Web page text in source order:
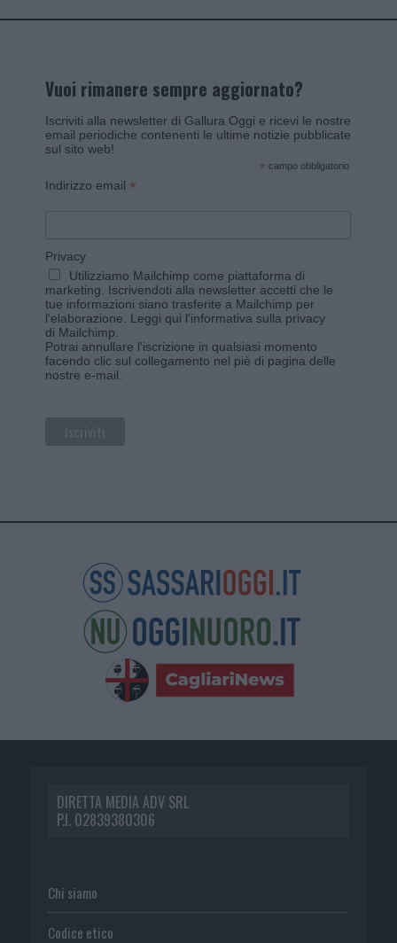
Vuoi rimanere sempre aggiornato?
Iscriviti alla newsletter di Gallura Oggi e ricevi le nostre
email periodiche contenenti le ultime notizie pubblicate
sul sito web!
* campo obbligatorio
Indirizzo email *
Privacy
Utilizziamo Mailchimp come piattaforma di
marketing. Iscrivendoti alla newsletter accetti che le
tue informazioni siano trasferite a Mailchimp per
l'elaborazione. Leggi qui l'informativa sulla privacy
di Mailchimp
Potrai annullare l'iscrizione in qualsiasi momento
facendo clic sul collegamento nel piè di pagina delle
nostre e-mail.
DIRETTA MEDIA ADV SRL
P.I. 02839380306
Chi siamo
Codice etico